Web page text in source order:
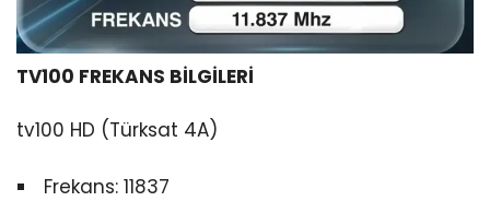
TV100 FREKANS BİLGİLERİ
tv100 HD (Türksat 4A)
Frekans: 11837